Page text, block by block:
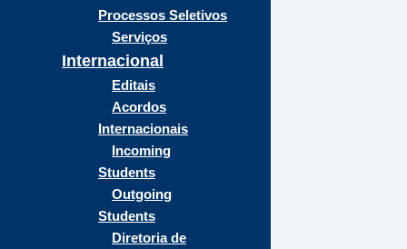
Processos Seletivos
Serviços
Internacional
Editais
Acordos
Internacionais
Incoming
Students
Outgoing
Students
Diretoria de